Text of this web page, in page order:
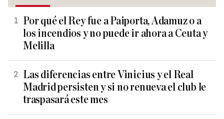
Por qué el Rey fue a Paiporta, Adamuz o a
los incendios y no puede ir ahora a Ceuta y
Melilla
Las diferencias entre Vinicius y el Real
Madrid persisten y si no renueva el club le
traspasará este mes